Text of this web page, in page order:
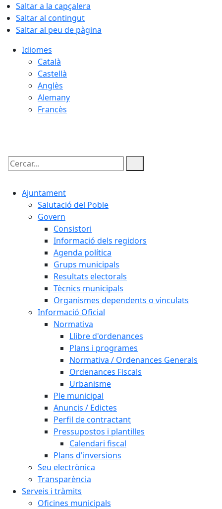
Saltar a la capçalera
Saltar al contingut
Saltar al peu de pàgina
Idiomes
Català
Castellà
Anglès
Alemany
Francès
Cercar:
Ajuntament
Salutació del Poble
Govern
Consistori
Informació dels regidors
Agenda política
Grups municipals
Resultats electorals
Tècnics municipals
Organismes dependents o vinculats
Informació Oficial
Normativa
Llibre d'ordenances
Plans i programes
Normativa / Ordenances Generals
Ordenances Fiscals
Urbanisme
Ple municipal
Anuncis / Edictes
Perfil de contractant
Pressupostos i plantilles
Calendari fiscal
Plans d'inversions
Seu electrònica
Transparència
Serveis i tràmits
Oficines municipals